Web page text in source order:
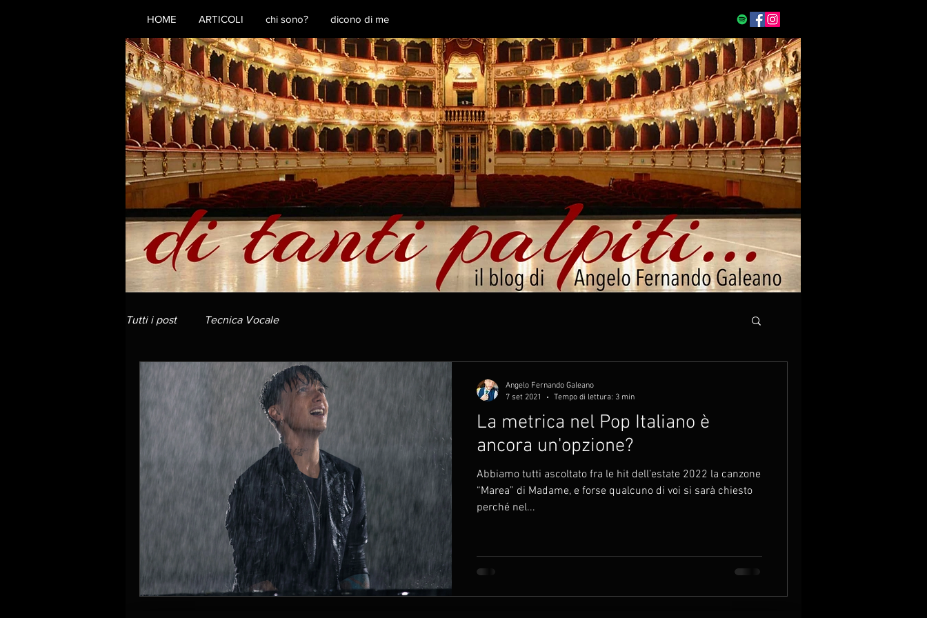
HOME ARTICOLI chi sono? dicono di me
Tutti i post Tecnica Vocale
La metrica nel Pop Italiano è
ancora un'opzione?
Abbiamo tutti ascoltato fra le hit dell’estate 2022 la canzone
“Marea” di Madame, e forse qualcuno di voi si sarà chiesto
perché nel...
Angelo Fernando Galeano
7 set 2021
Tempo di lettura: 3 min